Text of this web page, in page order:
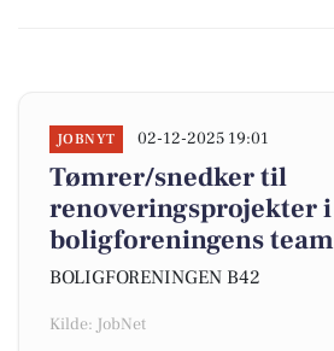
JOBNYT 02-12-2025 19:01
Tømrer/snedker til
renoveringsprojekter i
boligforeningens team
BOLIGFORENINGEN B42
Kilde: JobNet